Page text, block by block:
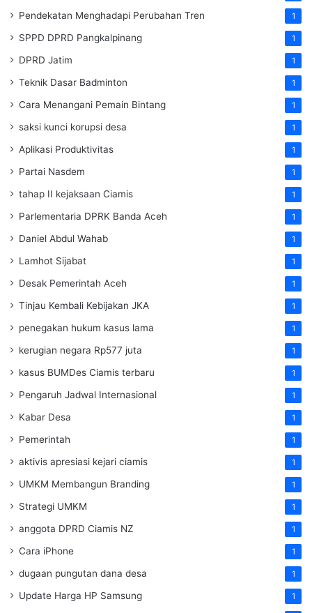
Pendekatan Menghadapi Perubahan Tren 1
SPPD DPRD Pangkalpinang 1
DPRD Jatim 1
Teknik Dasar Badminton 1
Cara Menangani Pemain Bintang 1
saksi kunci korupsi desa 1
Aplikasi Produktivitas 1
Partai Nasdem 1
tahap II kejaksaan Ciamis 1
Parlementaria DPRK Banda Aceh 1
Daniel Abdul Wahab 1
Lamhot Sijabat 1
Desak Pemerintah Aceh 1
Tinjau Kembali Kebijakan JKA 1
penegakan hukum kasus lama 1
kerugian negara Rp577 juta 1
kasus BUMDes Ciamis terbaru 1
Pengaruh Jadwal Internasional 1
Kabar Desa 1
Pemerintah 1
aktivis apresiasi kejari ciamis 1
UMKM Membangun Branding 1
Strategi UMKM 1
anggota DPRD Ciamis NZ 1
Cara iPhone 1
dugaan pungutan dana desa 1
Update Harga HP Samsung 1